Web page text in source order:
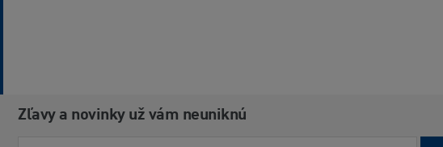
Zľavy a novinky už vám neuniknú